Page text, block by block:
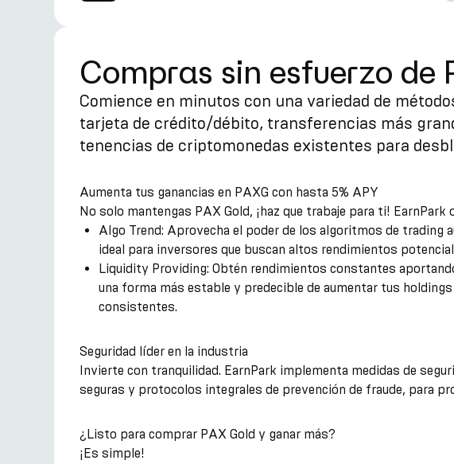
Compras sin esfuerzo de
Comience en minutos con una variedad de
tarjeta de crédito/débito, transferencias más
tenencias de criptomonedas existentes para
Aumenta tus ganancias en PAXG con hasta 5% APY
No solo mantengas PAX Gold, ¡haz que trabaje para ti!
Algo Trend: Aprovecha el poder de los algoritmos de trading
ideal para inversores que buscan altos rendimientos
Liquidity Providing: Obtén rendimientos constantes
una forma más estable y predecible de aumentar tus
consistentes.
Seguridad líder en la industria
Invierte con tranquilidad. EarnPark implementa medidas de
seguras y protocolos integrales de prevención de fraude, para
¿Listo para comprar PAX Gold y ganar más?
¡Es simple!